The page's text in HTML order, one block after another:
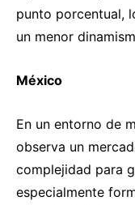
punto porcentual,
un menor
México
En un entorno de
observa un
complejidad para
especialmente